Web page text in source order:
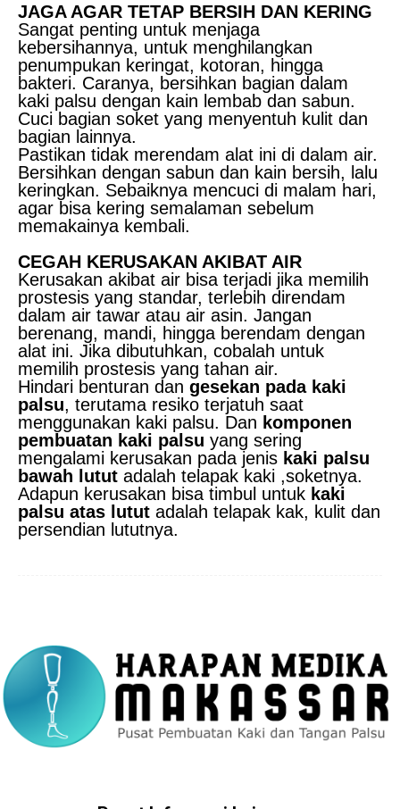
JAGA AGAR TETAP BERSIH DAN KERING
Sangat penting untuk menjaga
kebersihannya, untuk menghilangkan
penumpukan keringat, kotoran, hingga
bakteri. Caranya, bersihkan bagian dalam
kaki palsu dengan kain lembab dan sabun.
Cuci bagian soket yang menyentuh kulit dan
bagian lainnya.
Pastikan tidak merendam alat ini di dalam air.
Bersihkan dengan sabun dan kain bersih, lalu
keringkan. Sebaiknya mencuci di malam hari,
agar bisa kering semalaman sebelum
memakainya kembali.
CEGAH KERUSAKAN AKIBAT AIR
Kerusakan akibat air bisa terjadi jika memilih
prostesis yang standar, terlebih direndam
dalam air tawar atau air asin. Jangan
berenang, mandi, hingga berendam dengan
alat ini. Jika dibutuhkan, cobalah untuk
memilih prostesis yang tahan air.
Hindari benturan dan gesekan pada kaki
palsu, terutama resiko terjatuh saat
menggunakan kaki palsu. Dan komponen
pembuatan kaki palsu yang sering
mengalami kerusakan pada jenis kaki palsu
bawah lutut adalah telapak kaki ,soketnya.
Adapun kerusakan bisa timbul untuk kaki
palsu atas lutut adalah telapak kak, kulit dan
persendian lututnya.